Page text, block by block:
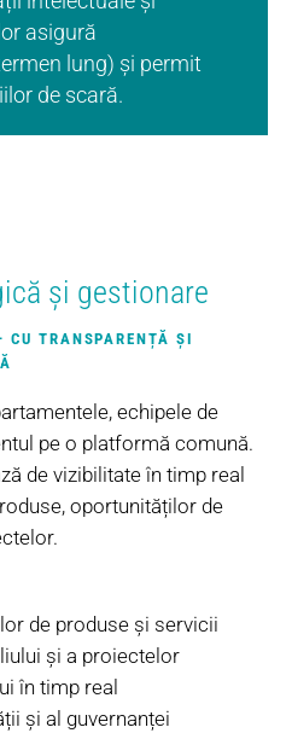
asigură
lung) și permit
de scară.
și gestionare
TRANSPARENȚĂ ȘI
echipele de
pe o platformă comună.
de vizibilitate în timp real
oportunităților de
de produse și servicii
și a proiectelor
în timp real
și al guvernanței